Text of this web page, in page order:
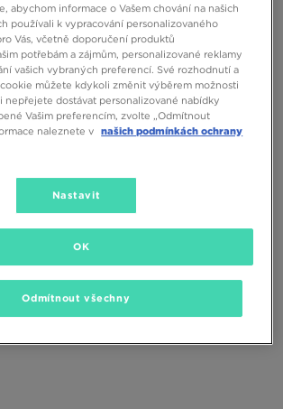
1190 Kč
1690 Kč
1690 Kč – nejnižší cena
1590 Kč 2490 Kč
abychom informace o Vašem chování na našich
používali k vypracování personalizovaného
Vás, včetně doporučení produktů
potřebám a zájmům, personalizované reklamy
vašich vybraných preferencí. Své rozhodnutí a
můžete kdykoli změnit výběrem možnosti
nepřejete dostávat personalizované nabídky
Vašim preferencím, zvolte „Odmítnout
naleznete v našich podmínkách ochrany
Nastavit
Odmítnout všechny
OK